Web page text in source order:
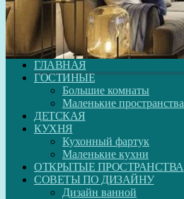
ГЛАВНАЯ
ГОСТИНЫЕ
Большие комнаты
Маленькие пространства
ДЕТСКАЯ
КУХНЯ
Кухонный фартук
Маленькие кухни
ОТКРЫТЫЕ ПРОСТРАНСТВА
СОВЕТЫ ПО ДИЗАЙНУ
Дизайн ванной